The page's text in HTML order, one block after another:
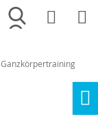
Merkliste
Ganzkörpertraining